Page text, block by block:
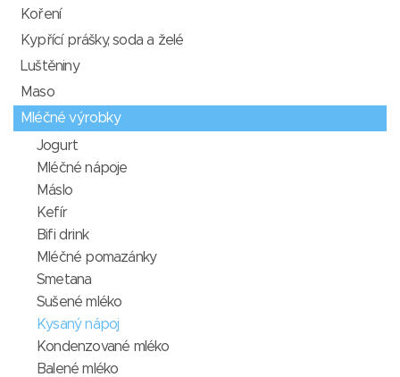
Koření
Kypřící prášky, soda a želé
Luštěniny
Maso
Mléčné výrobky
Jogurt
Mléčné nápoje
Máslo
Kefír
Bifi drink
Mléčné pomazánky
Smetana
Sušené mléko
Kysaný nápoj
Kondenzované mléko
Balené mléko